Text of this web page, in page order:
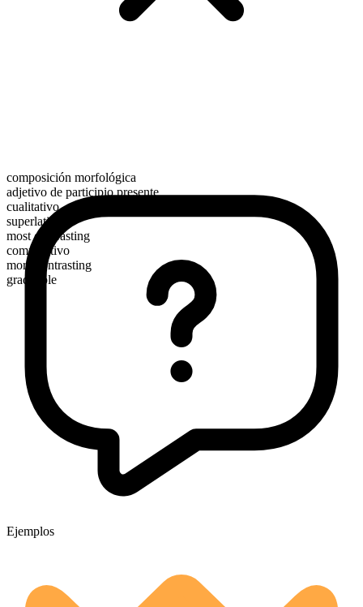
composición morfológica
adjetivo de participio presente
cualitativo
superlativo
most contrasting
comparativo
more contrasting
graduable
Ejemplos